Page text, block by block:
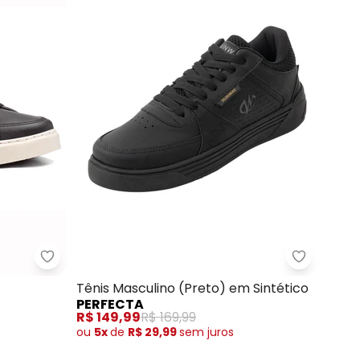
Multimarcas - Sapatênis Sound (Preto) Perfecta
Tênis Masculino (Preto) em Sintético
PERFECTA
R$ 149,99R$ 169,99
ou 5xde R$ 29,99sem juros